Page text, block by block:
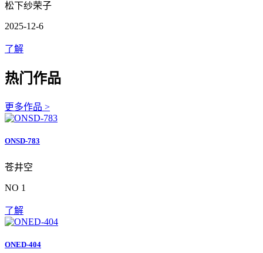
松下纱荣子
2025-12-6
了解
热门作品
更多作品 >
ONSD-783
苍井空
NO 1
了解
ONED-404